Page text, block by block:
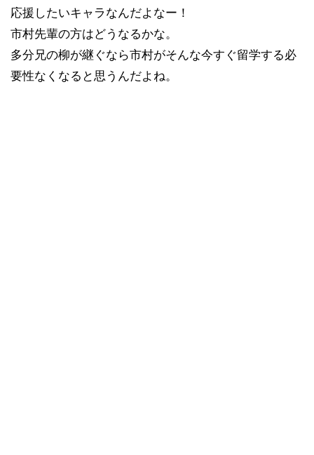
応援したいキャラなんだよなー！
市村先輩の方はどうなるかな。
多分兄の柳が継ぐなら市村がそんな今すぐ留学する必
要性なくなると思うんだよね。